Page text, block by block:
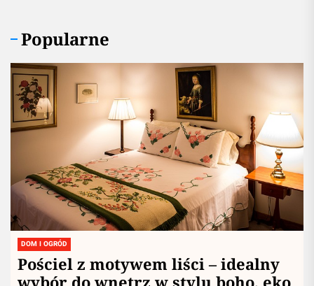
Popularne
DOM I OGRÓD
Pościel z motywem liści – idealny
wybór do wnętrz w stylu boho, eko